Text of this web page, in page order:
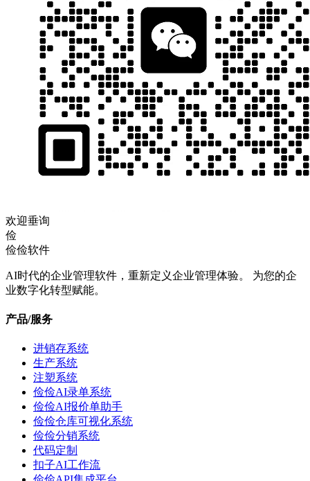
欢迎垂询
俭
俭俭软件
AI时代的企业管理软件，重新定义企业管理体验。 为您的企
业数字化转型赋能。
产品/服务
进销存系统
生产系统
注塑系统
俭俭AI录单系统
俭俭AI报价单助手
俭俭仓库可视化系统
俭俭分销系统
代码定制
扣子AI工作流